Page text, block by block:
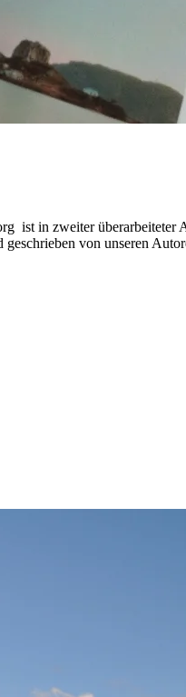
ist in zweiter überarbeiteter
von unseren